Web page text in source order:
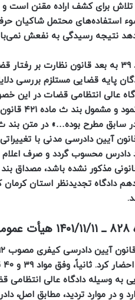
برای کشف اراده مقنن است
استفاده‌های محتمل شاکیان
نتیجه رسیدگی به نفعش
همچنین مستنبط از مقررات مواد ۳۹ به
پایه قضایی مستلزم بررسی
عالی انتظامی قضات در این
مندرج در بند هـ ماده ۹۱ قانون آیین
دادرس محسوب گردد و صرف اعلام
دادگاه تجدیدنظر استان
به وسیله دادگاه عالی
و در موارد تردید، مطابق